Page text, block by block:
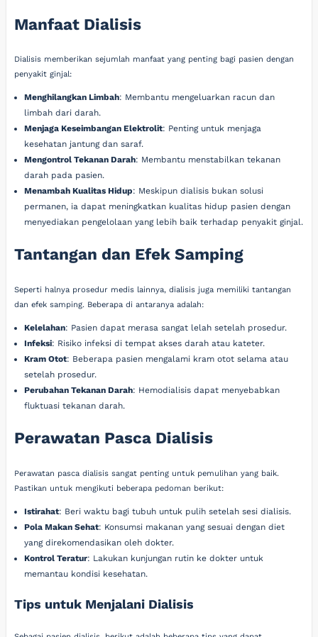
Manfaat Dialisis
Dialisis memberikan sejumlah manfaat yang penting bagi pasien dengan
penyakit ginjal:
Menghilangkan Limbah: Membantu mengeluarkan racun dan
limbah dari darah.
Menjaga Keseimbangan Elektrolit: Penting untuk menjaga
kesehatan jantung dan saraf.
Mengontrol Tekanan Darah: Membantu menstabilkan tekanan
darah pada pasien.
Menambah Kualitas Hidup: Meskipun dialisis bukan solusi
permanen, ia dapat meningkatkan kualitas hidup pasien dengan
menyediakan pengelolaan yang lebih baik terhadap penyakit ginjal.
Tantangan dan Efek Samping
Seperti halnya prosedur medis lainnya, dialisis juga memiliki tantangan
dan efek samping. Beberapa di antaranya adalah:
Kelelahan: Pasien dapat merasa sangat lelah setelah prosedur.
Infeksi: Risiko infeksi di tempat akses darah atau kateter.
Kram Otot: Beberapa pasien mengalami kram otot selama atau
setelah prosedur.
Perubahan Tekanan Darah: Hemodialisis dapat menyebabkan
fluktuasi tekanan darah.
Perawatan Pasca Dialisis
Perawatan pasca dialisis sangat penting untuk pemulihan yang baik.
Pastikan untuk mengikuti beberapa pedoman berikut:
Istirahat: Beri waktu bagi tubuh untuk pulih setelah sesi dialisis.
Pola Makan Sehat: Konsumsi makanan yang sesuai dengan diet
yang direkomendasikan oleh dokter.
Kontrol Teratur: Lakukan kunjungan rutin ke dokter untuk
memantau kondisi kesehatan.
Tips untuk Menjalani Dialisis